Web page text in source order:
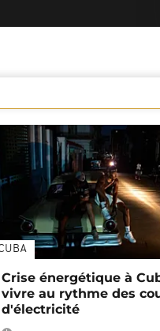
Crise énergétique à
vivre au rythme des
d'électricité